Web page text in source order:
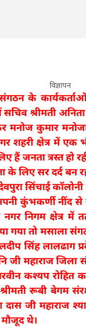
विज्ञापन
संगठन के
सचिव श्रीमती
मनोज कुमार
शहरी क्षेत्र में
हैं जनता त्रस्त
लिए सर दर्द बन
सिंचाई
कुंभकर्णी नींद से
नगर निगम क्षेत्र
गया तो मसाला
सिंह लालढाग
जी महाराज जिला
कश्यप रोहित
रूबी बेगम
जी महाराज
मौजूद थे।